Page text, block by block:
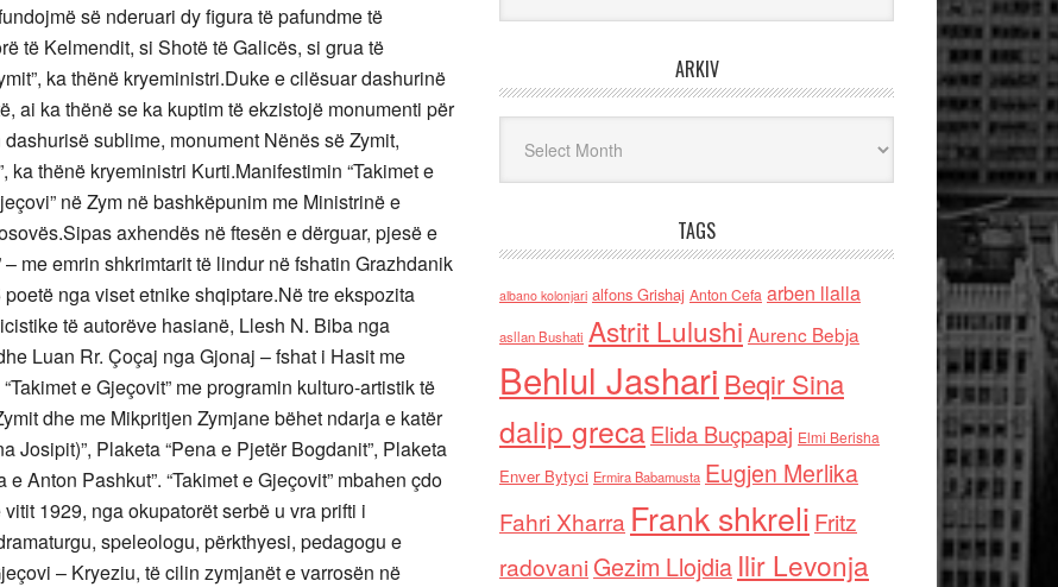
së nderuari dy figura të pafundme të
të Kelmendit, si Shotë të Galicës, si grua të
ka thënë kryeministri.Duke e cilësuar dashurinë
ai ka thënë se ka kuptim të ekzistojë monumenti për
sublime, monument Nënës së Zymit,
ka thënë kryeministri Kurti.Manifestimin “Takimet e
në Zym në bashkëpunim me Ministrinë e
axhendës në ftesën e dërguar, pjesë e
me emrin shkrimtarit të lindur në fshatin Grazhdanik
nga viset etnike shqiptare.Në tre ekspozita
të autorëve hasianë, Llesh N. Biba nga
Luan Rr. Çoçaj nga Gjonaj – fshat i Hasit me
e Gjeçovit” me programin kulturo-artistik të
dhe me Mikpritjen Zymjane bëhet ndarja e katër
Josipit)”, Plaketa “Pena e Pjetër Bogdanit”, Plaketa
Anton Pashkut”. “Takimet e Gjeçovit” mbahen çdo
1929, nga okupatorët serbë u vra prifti i
speleologu, përkthyesi, pedagogu e
– Kryeziu, të cilin zymjanët e varrosën në
ARKIV
TAGS
albano kolonjari alfons Grishaj Anton Cefa arben llalla
asllan Bushati Astrit Lulushi Aurenc Bebja
Behlul Jashari Beqir Sina
dalip grecaElida Buçpapaj Elmi Berisha
Enver Bytyci Ermira Babamusta Eugjen Merlika
Fahri Xharra Frank shkreli Fritz
radovaniGezim Llojdia Ilir Levonja